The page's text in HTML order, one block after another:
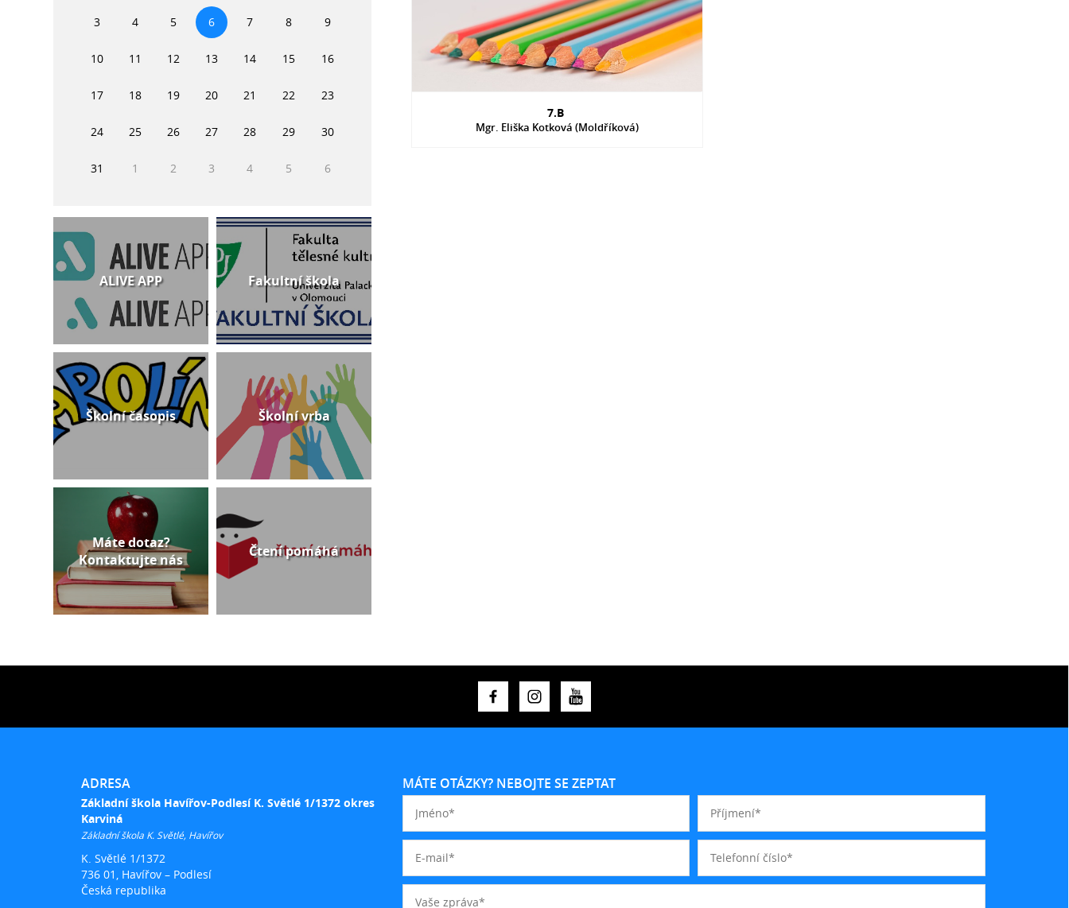
7.B
Mgr. Eliška Kotková (Moldříková)
3 4 5 6 7 8 9
10 11 12 13 14 15 16
17 18 19 20 21 22 23
24 25 26 27 28 29 30
31 1 2 3 4 5 6
ALIVE APP Fakultní škola
Školní časopis Školní vrba
Máte dotaz?
Kontaktujte nás
Čtení pomáhá
ADRESA
Základní škola Havířov-Podlesí K. Světlé 1/1372 okres
Karviná
Základní škola K. Světlé, Havířov
K. Světlé 1/1372
736 01, Havířov – Podlesí
Česká republika
MÁTE OTÁZKY? NEBOJTE SE ZEPTAT